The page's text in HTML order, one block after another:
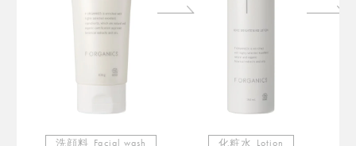
洗顔料 Facial wash 化粧水 Lotion